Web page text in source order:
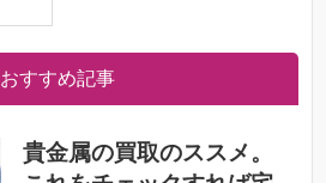
おすすめ記事
貴金属の買取のススメ。